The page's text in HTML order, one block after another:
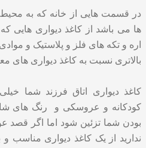
در قسمت هایی از خانه که به محیط
ها می باشد از کاغذ دیواری هایی
اره و تکه های فلز و پلاستیک و
بالاتری نسبت به کاغذ دیواری های
کاغذ دیواری اتاق فرزند شما
کودکانه و عروسکی و رنگ های
بودن شما تزئین شود اما اگر قصد
ندارید از یک کاغذ دیواری مناسب و